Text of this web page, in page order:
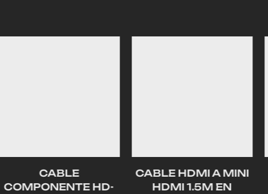
CABLE
COMPONENTE HD-
CABLE HDMI A MINI
HDMI 1.5M EN